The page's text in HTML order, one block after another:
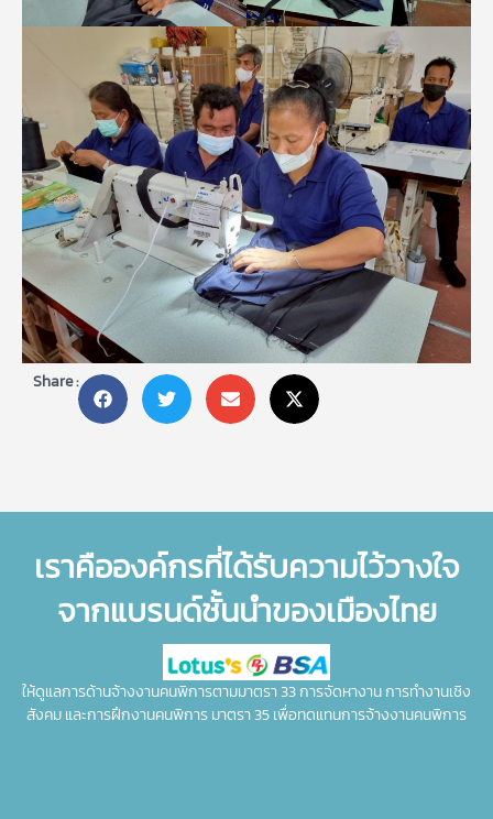
Share :
เราคือองค์กรที่ได้รับความไว้วางใจ
จากแบรนด์ชั้นนำของเมืองไทย
ให้ดูแลการด้านจ้างงานคนพิการตามมาตรา 33 การจัดหางาน การทำงานเชิง
สังคม และการฝึกงานคนพิการ มาตรา 35 เพื่อทดแทนการจ้างงานคนพิการ